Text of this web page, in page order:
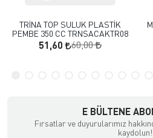
TRİNA TOP SULUK PLASTİK
PEMBE 350 CC TRNSACAKTR08
51,60 60,00
E BÜLTENE
Fırsatlar ve duyurularımız
kaydolun!